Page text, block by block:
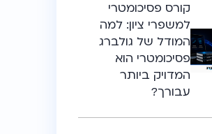
קורס פסיכומטרי
למשפרי ציון: למה
המודל של גולברג
פסיכומטרי הוא
המדויק ביותר
עבורך?